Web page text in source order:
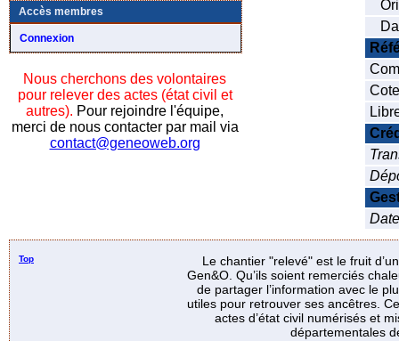
Accès membres
Connexion
Nous cherchons des volontaires
pour relever des actes (état civil et
autres). Pour rejoindre l'équipe,
merci de nous contacter par mail via
contact@geneoweb.org
Top
Le chantier "relevé" est le fruit
Gen&O. Qu’ils soient remerciés
de partager l’information avec le
utiles pour retrouver ses ancêtres.
actes d’état civil numérisés et
départementales